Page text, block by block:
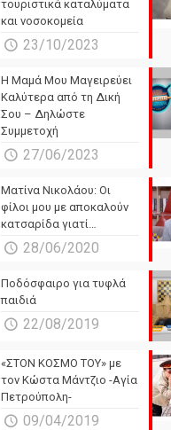
τουριστικά καταλύματα
και νοσοκομεία
23/10/2023
Η Μαμά Μου Μαγειρεύει
Καλύτερα από τη Δική
Σου – Δηλώστε
Συμμετοχή
27/06/2023
Ματίνα Νικολάου: Οι
φίλοι μου με αποκαλούν
κατσαρίδα γιατί…
28/06/2020
Ποδόσφαιρο για τυφλά
παιδιά
22/08/2019
«ΣΤΟΝ ΚΟΣΜΟ ΤΟΥ» με
τον Κώστα Μάντζιο -Αγία
Πετρούπολη-
09/04/2019